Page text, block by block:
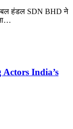
हंडल SDN BHD ने
India’s